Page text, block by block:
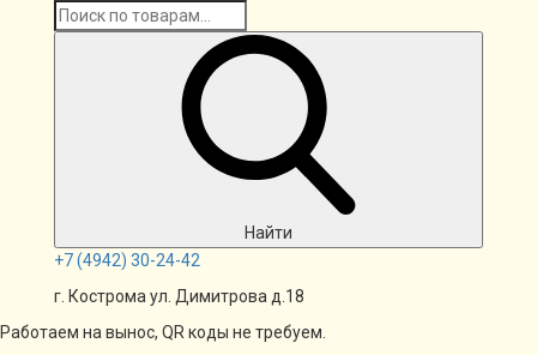
Найти
+7(4942) 30-24-42
г. Кострома ул. Димитрова д.18
Работаем на вынос, QR коды не требуем.